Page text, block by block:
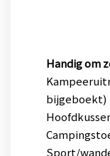
Handig om
bijgeboekt)
Sport/